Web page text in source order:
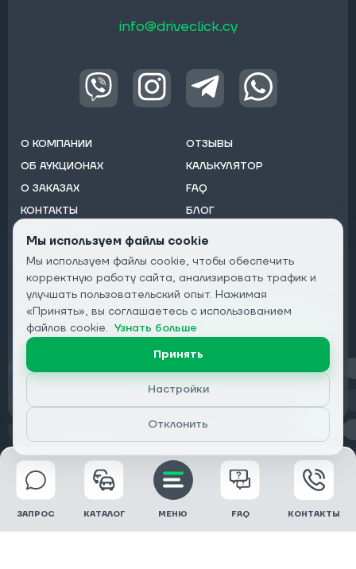
info@driveclick.cy
О КОМПАНИИ
ОБ АУКЦИОНАХ
О ЗАКАЗАХ
КОНТАКТЫ
ОТЗЫВЫ
КАЛЬКУЛЯТОР
FAQ
БЛОГ
Подписаться на рассылку:
Email
Конфиденциальность
© 2026 DRIVECLICK GROUP LTD | Все права защищены
ЗАПРОС КАТАЛОГ МЕНЮ FAQ КОНТАКТЫ
Мы используем файлы cookie
Мы используем файлы cookie, чтобы обеспечить
корректную работу сайта, анализировать трафик и
улучшать пользовательский опыт. Нажимая
«Принять», вы соглашаетесь с использованием
файлов cookie. Узнать больше
Принять
Настройки
Отклонить